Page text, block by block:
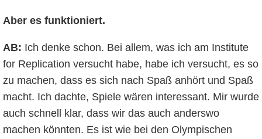
Aber es funktioniert.
AB: Ich denke schon. Bei allem, was ich am Institute
for Replication versucht habe, habe ich versucht, es so
zu machen, dass es sich nach Spaß anhört und Spaß
macht. Ich dachte, Spiele wären interessant. Mir wurde
auch schnell klar, dass wir das auch anderswo
machen könnten. Es ist wie bei den Olympischen